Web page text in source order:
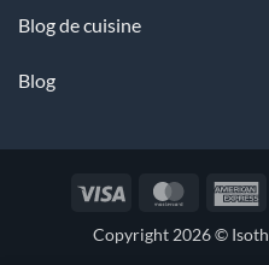
Blog de cuisine
Blog
Visa
Copyright 2026 ©